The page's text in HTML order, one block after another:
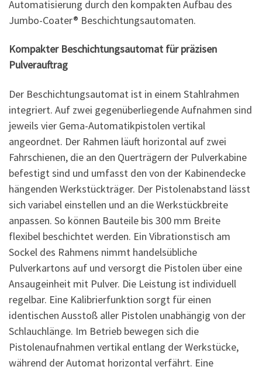
Automatisierung durch den kompakten Aufbau des
Jumbo-Coater® Beschichtungsautomaten.
Kompakter Beschichtungsautomat für präzisen
Pulverauftrag
Der Beschichtungsautomat ist in einem Stahlrahmen
integriert. Auf zwei gegenüberliegende Aufnahmen sind
jeweils vier Gema-Automatikpistolen vertikal
angeordnet. Der Rahmen läuft horizontal auf zwei
Fahrschienen, die an den Querträgern der Pulverkabine
befestigt sind und umfasst den von der Kabinendecke
hängenden Werkstückträger. Der Pistolenabstand lässt
sich variabel einstellen und an die Werkstückbreite
anpassen. So können Bauteile bis 300 mm Breite
flexibel beschichtet werden. Ein Vibrationstisch am
Sockel des Rahmens nimmt handelsübliche
Pulverkartons auf und versorgt die Pistolen über eine
Ansaugeinheit mit Pulver. Die Leistung ist individuell
regelbar. Eine Kalibrierfunktion sorgt für einen
identischen Ausstoß aller Pistolen unabhängig von der
Schlauchlänge. Im Betrieb bewegen sich die
Pistolenaufnahmen vertikal entlang der Werkstücke,
während der Automat horizontal verfährt. Eine